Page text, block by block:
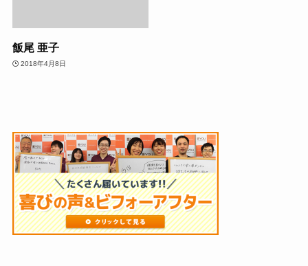
飯尾 亜子
2018年4月8日